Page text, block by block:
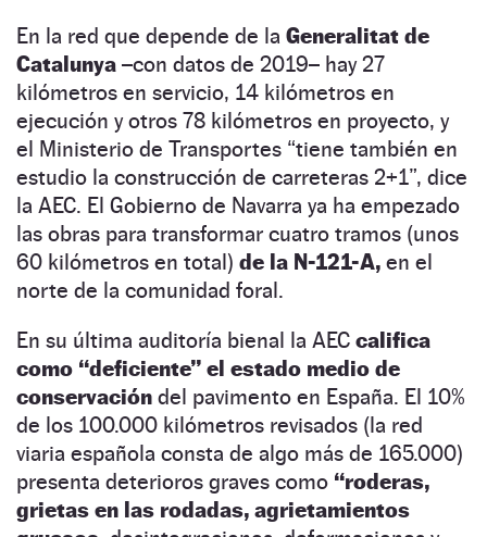
En la red que depende de la Generalitat de
Catalunya –con datos de 2019– hay 27
kilómetros en servicio, 14 kilómetros en
ejecución y otros 78 kilómetros en proyecto, y
el Ministerio de Transportes “tiene también en
estudio la construcción de carreteras 2+1”, dice
la AEC. El Gobierno de Navarra ya ha empezado
las obras para transformar cuatro tramos (unos
60 kilómetros en total) de la N-121-A, en el
norte de la comunidad foral.
En su última auditoría bienal la AEC califica
como “deficiente” el estado medio de
conservación del pavimento en España. El 10%
de los 100.000 kilómetros revisados (la red
viaria española consta de algo más de 165.000)
presenta deterioros graves como “roderas,
grietas en las rodadas, agrietamientos